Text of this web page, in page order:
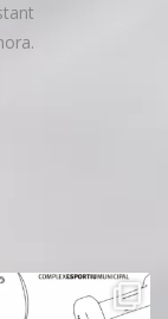
continua movent-te
te! ...